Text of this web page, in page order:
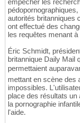
empêcher les
autorités britanniques
ont effectué des
les requêtes menant
Éric Schmidt,
britannique Daily Mail
permettaient
mettant en scène des
impossibles.
place des résultats
la pornographie
l'aide.